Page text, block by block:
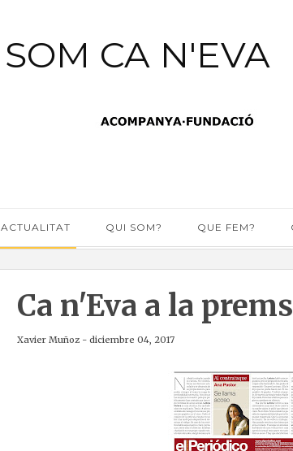
SOM CA N'EVA
ACTUALITAT QUI SOM? QUE FEM?
Ca n'Eva a la
Xavier Muñoz - diciembre 04, 2017